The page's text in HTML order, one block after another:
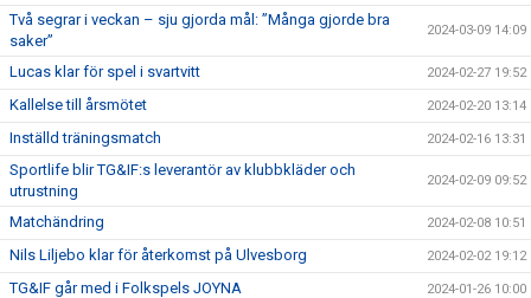
Två segrar i veckan – sju gjorda mål: ”Många gjorde bra
saker”
2024-03-09 14:09
Lucas klar för spel i svartvitt 2024-02-27 19:52
Kallelse till årsmötet 2024-02-20 13:14
Inställd träningsmatch 2024-02-16 13:31
Sportlife blir TG&IF:s leverantör av klubbkläder och
utrustning
2024-02-09 09:52
Matchändring 2024-02-08 10:51
Nils Liljebo klar för återkomst på Ulvesborg 2024-02-02 19:12
TG&IF går med i Folkspels JOYNA 2024-01-26 10:00